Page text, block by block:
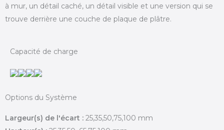
à mur, un détail caché, un détail visible et une version qui se
trouve derrière une couche de plaque de plâtre.
Capacité de charge
Options du Système
Largeur(s) de l'écart : 25,35,50,75,100 mm